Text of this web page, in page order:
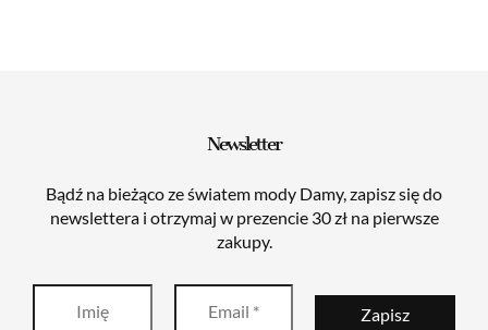
Newsletter
Bądź na bieżąco ze światem mody Damy, zapisz się do
newslettera i otrzymaj w prezencie 30 zł na pierwsze
zakupy.